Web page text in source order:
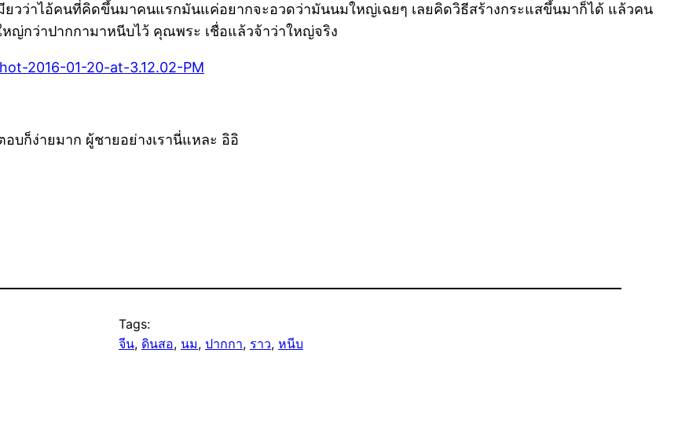
ยวว่าไอ้คนที่คิดขึ้นมาคนแรกมันแค่อยากจะอวดว่ามันนมใหญ่เฉยๆ เลยคิดวิธีสร้างกระแสขึ้นมาก็ได้ แล้วคน
ญ่กว่าปากกามาหนีบไว้ คุณพระ เชื่อแล้วจ้าว่าใหญ่จริง
บก็ง่ายมาก ผู้ชายอย่างเรานี่แหละ อิอิ
Tags:
จีน, ดินสอ, นม, ปากกา, ราว, หนีบ